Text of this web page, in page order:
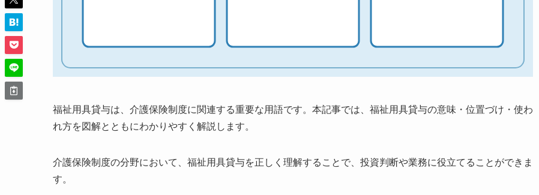
福祉用具貸与は、介護保険制度に関連する重要な用語です。本記事では、福祉用具貸与の意味・位置づけ・使わ
れ方を図解とともにわかりやすく解説します。
介護保険制度の分野において、福祉用具貸与を正しく理解することで、投資判断や業務に役立てることができま
す。